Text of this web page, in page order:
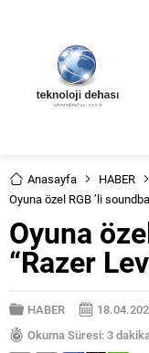
Anasayfa
HABER
Oyuna özel RGB ’li
Oyuna
“Razer
HABER
Okuma Süresi: 3